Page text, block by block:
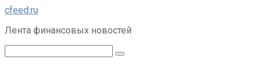
Перейти
контенту
cfeed.ru
Лента финансовых новостей